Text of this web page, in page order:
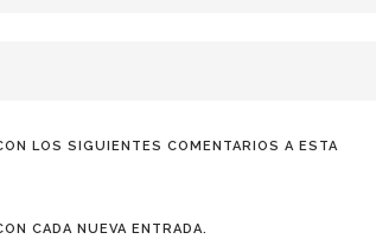
LOS SIGUIENTES COMENTARIOS A ESTA
CADA NUEVA ENTRADA.